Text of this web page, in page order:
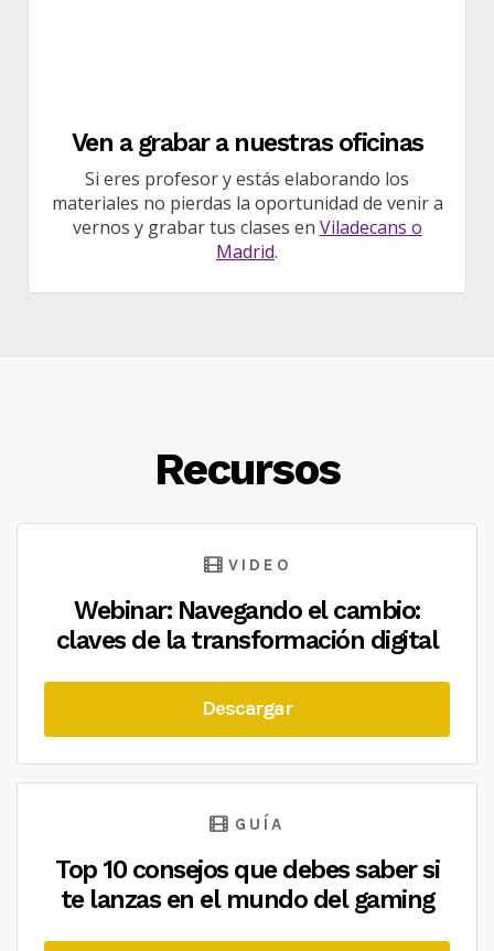
Ven a grabar a nuestras oficinas
Si eres profesor y estás elaborando los
materiales no pierdas la oportunidad de venir a
vernos y grabar tus clases en Viladecans o
Madrid.
Recursos
VIDEO
Webinar: Navegando el cambio:
claves de la transformación digital
Descargar
GUÍA
Top 10 consejos que debes saber si
te lanzas en el mundo del gaming